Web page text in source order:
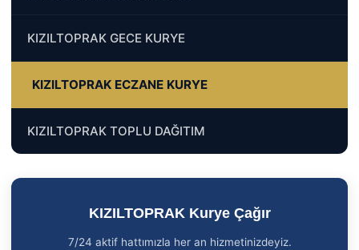
KIZILTOPRAK GECE KURYE
KIZILTOPRAK ECZANE KURYE
KIZILTOPRAK TOPLU DAĞITIM
KIZILTOPRAK Kurye Çağır
7/24 aktif hattımızla her an hizmetinizdeyiz.